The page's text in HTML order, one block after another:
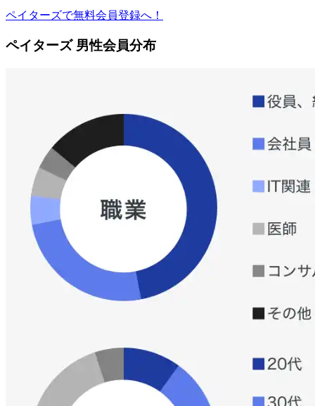
ペイターズで無料会員登録へ！
ペイターズ 男性会員分布